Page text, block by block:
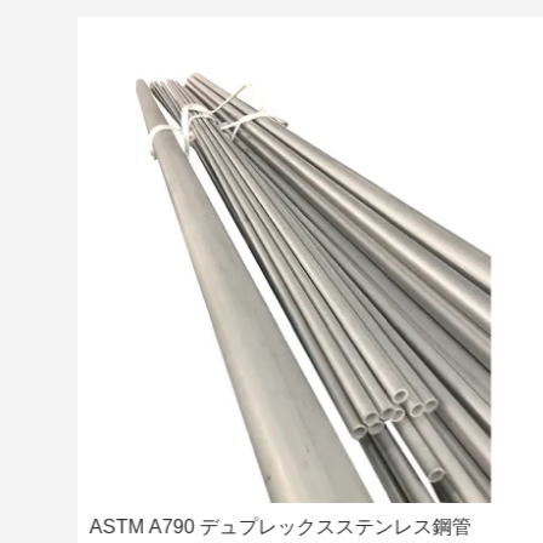
ASTM A790 デュプレックスステンレス鋼管